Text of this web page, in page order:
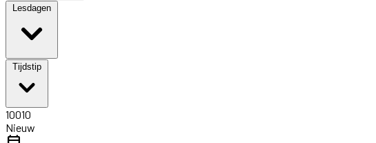
Lesdagen
Tijdstip
10010
Nieuw